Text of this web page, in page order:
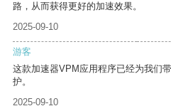
路，从而获得更好的加速效果。
2025-09-10
游客
这款加速器VPM应用程序已经为我们
护。
2025-09-10